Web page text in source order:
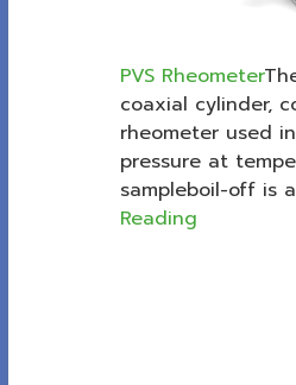
PVS Rheometer
coaxial cylinder,
rheometer used
pressure at
sampleboil-off is
Reading